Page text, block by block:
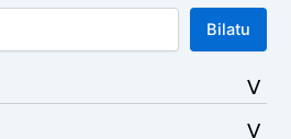
Bilatu